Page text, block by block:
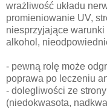
wrażliwość układu
promieniowanie UV,
niesprzyjające warunki
alkohol,
- pewną rolę może
poprawa po leczeniu
- dolegliwości ze
(niedokwasota,